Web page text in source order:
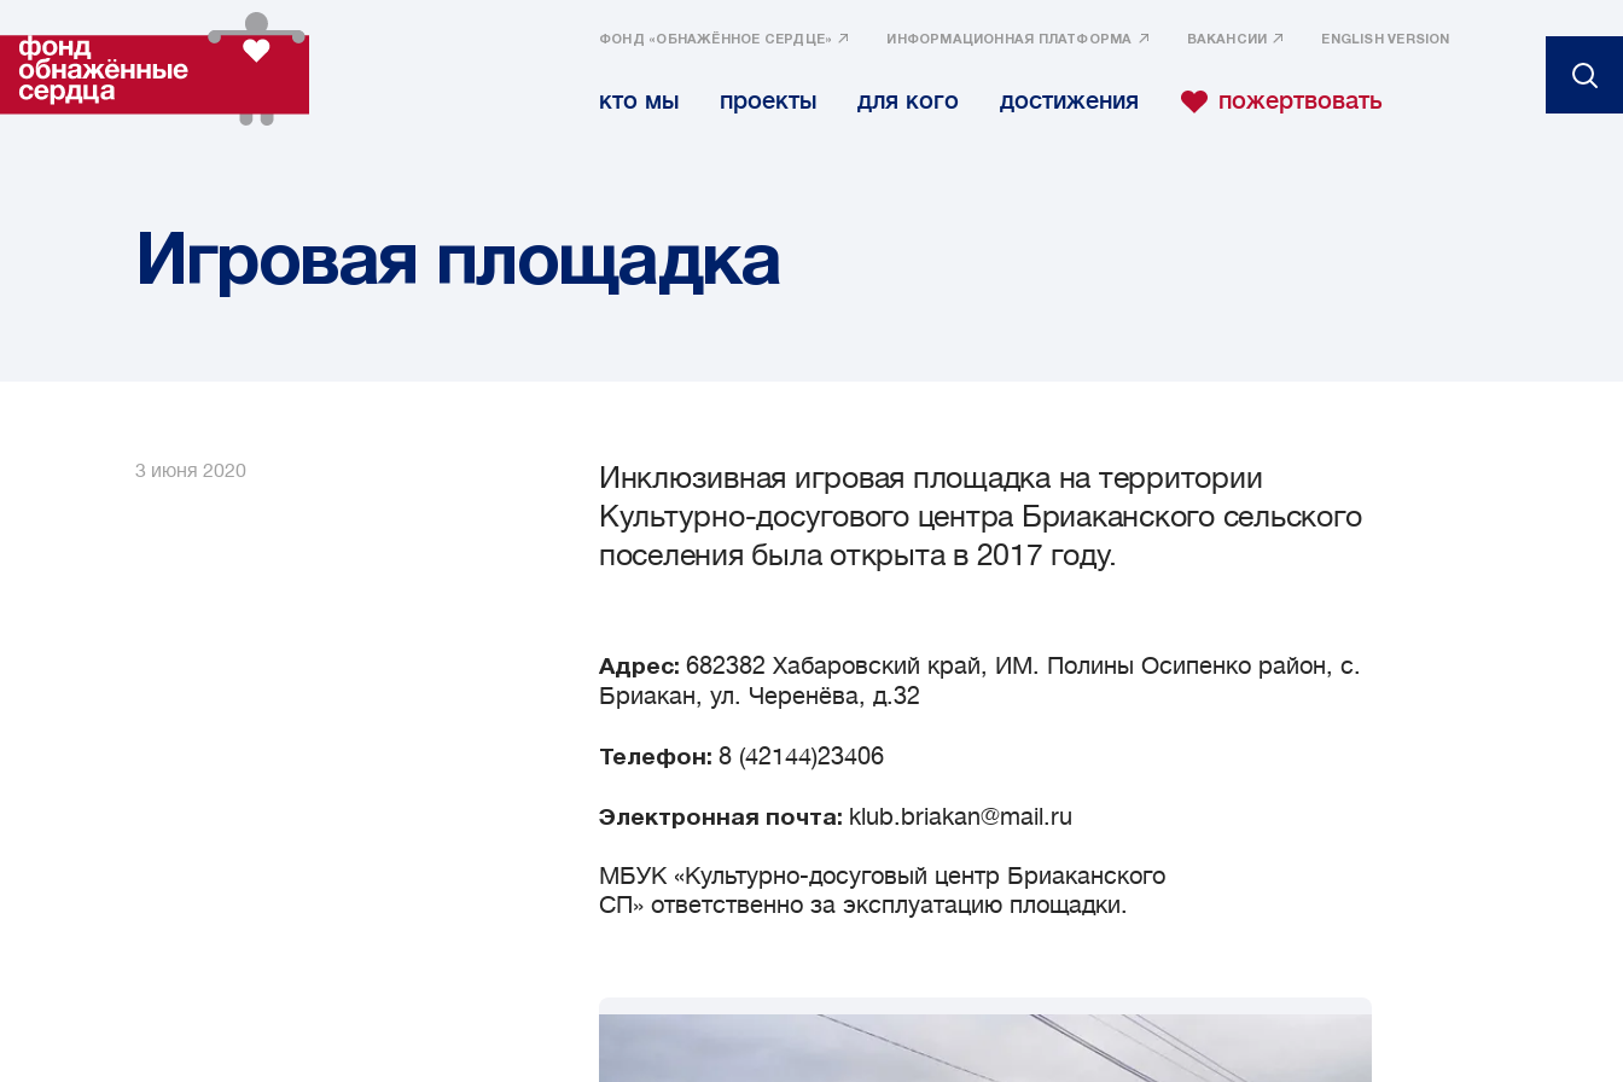
ФОНД «ОБНАЖЁННОЕ СЕРДЦЕ» ИНФОРМАЦИОННАЯ ПЛАТФОРМА ВАКАНСИИ ENGLISH VERSION
кто мы проекты для кого достижения пожертвовать
Игровая площадка
3 июня 2020
Инклюзивная игровая площадка на территории
Культурно-досугового центра Бриаканского сельского
поселения была открыта в 2017 году.
Адрес: 682382 Хабаровский край, ИМ. Полины Осипенко район, с.
Бриакан, ул. Черенёва, д.32
Телефон: 8 (42144)23406
Электронная почта: klub.briakan@mail.ru
МБУК «Культурно-досуговый центр Бриаканского
СП» ответственно за эксплуатацию площадки.